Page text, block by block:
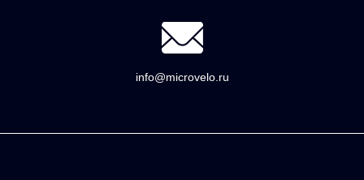
info@microvelo.ru